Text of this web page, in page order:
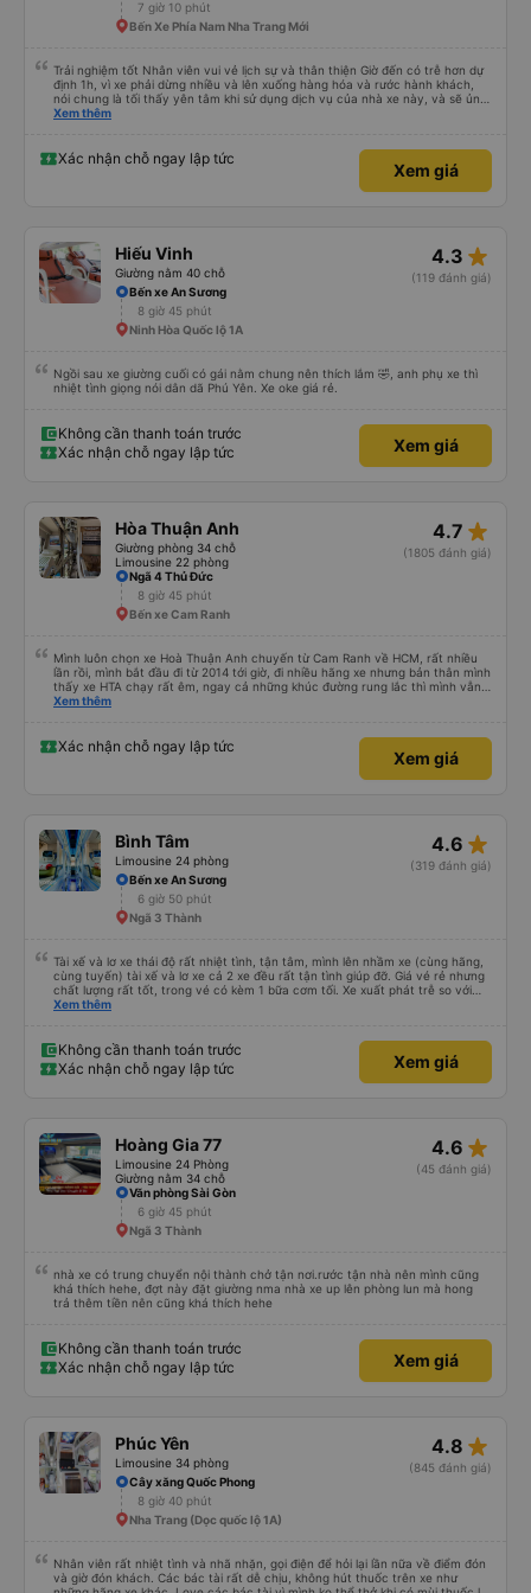
7 giờ 10 phút
Bến Xe Phía Nam Nha Trang Mới
Trải nghiệm tốt Nhân viên vui vẻ lịch sự và thân thiện Giờ đến có trễ hơn dự
định 1h, vì xe phải dừng nhiều và lên xuống hàng hóa và rước hành khách,
nói chung là tối thấy yên tâm khi sử dụng dịch vụ của nhà xe này, và sẽ ủng
hộ và giới thiệu cho người thân sử dụng dịch vụ của nhà xe này
Xem thêm
Xác nhận chỗ ngay lập tức
Xem giá
Hiếu Vinh
Giường nằm 40 chỗ
4.3 star_rate
(119 đánh giá)
Bến xe An Sương
8 giờ 45 phút
Ninh Hòa Quốc lộ 1A
Ngồi sau xe giường cuối có gái nằm chung nên thích lắm 🤣, anh phụ xe thì
nhiệt tình giọng nói dân dã Phú Yên. Xe oke giá rẻ.
Không cần thanh toán trước
Xác nhận chỗ ngay lập tức
Xem giá
Hòa Thuận Anh
Giường phòng 34 chỗ
Limousine 22 phòng
4.7 star_rate
(1805 đánh giá)
Ngã 4 Thủ Đức
8 giờ 45 phút
Bến xe Cam Ranh
Mình luôn chọn xe Hoà Thuận Anh chuyến từ Cam Ranh về HCM, rất nhiều
lần rồi, mình bắt đầu đi từ 2014 tới giờ, đi nhiều hãng xe nhưng bản thân mình
thấy xe HTA chạy rất êm, ngay cả những khúc đường rung lắc thì mình vẫn
cảm thấy êm, mượt hơn những xe khác. Xe sạch sẽ, mùi ko khó chịu, ví dụ
Xem thêm
Xác nhận chỗ ngay lập tức
Xem giá
Bình Tâm
Limousine 24 phòng
4.6 star_rate
(319 đánh giá)
Bến xe An Sương
6 giờ 50 phút
Ngã 3 Thành
Tài xế và lơ xe thái độ rất nhiệt tình, tận tâm, mình lên nhầm xe (cùng hãng,
cùng tuyến) tài xế và lơ xe cả 2 xe đều rất tận tình giúp đỡ. Giá vé rẻ nhưng
chất lượng rất tốt, trong vé có kèm 1 bữa cơm tối. Xe xuất phát trễ so với
trên app 45p, nhưng do bão nên trời mưa rất to, có thể thông cảm được.
Xem thêm
Không cần thanh toán trước
Xác nhận chỗ ngay lập tức
Xem giá
Hoàng Gia 77
Limousine 24 Phòng
Giường nằm 34 chỗ
4.6 star_rate
(45 đánh giá)
Văn phòng Sài Gòn
6 giờ 45 phút
Ngã 3 Thành
nhà xe có trung chuyển nội thành chở tận nơi.rước tận nhà nên mình cũng
khá thích hehe, đợt này đặt giường nma nhà xe up lên phòng lun mà hong
trả thêm tiền nên cũng khá thích hehe
Không cần thanh toán trước
Xác nhận chỗ ngay lập tức
Xem giá
Phúc Yên
Limousine 34 phòng
4.8 star_rate
(845 đánh giá)
Cây xăng Quốc Phong
8 giờ 40 phút
Nha Trang (Dọc quốc lộ 1A)
Nhân viên rất nhiệt tình và nhã nhặn, gọi điện để hỏi lại lần nữa về điểm đón
và giờ đón khách. Các bác tài rất dễ chịu, không hút thuốc trên xe như